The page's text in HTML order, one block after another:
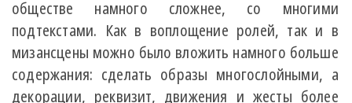
обществе намного сложнее, сo многими
подтекстами. Как в воплощение ролей, так и в
мизансцены можно было вложить намного больше
содержания: сделать образы многослойными, а
декорации, реквизит, движения и жесты более